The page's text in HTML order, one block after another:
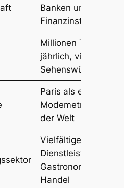
Banken und
Finanzinstitutionen
Millionen Touristen
jährlich, viele
Sehenswürdigkeiten
Paris als eine der
Modemetropolen
der Welt
Vielfältige
Dienstleistungen,
Gastronomie,
Handel